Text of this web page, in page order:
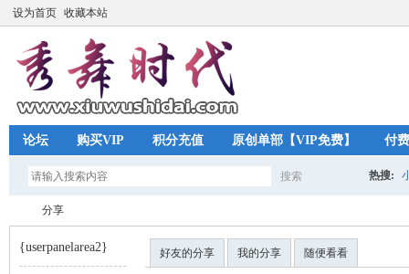
设为首页 收藏本站
论坛 购买VIP 积分充值 原创单部【VIP免费】 付
搜索 热搜:
分享
{userpanelarea2} 好友的分享 我的分享 随便看看